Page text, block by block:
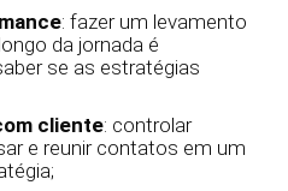
: fazer um levamento
da jornada é
se as estratégias
cliente: controlar
e reunir contatos em um